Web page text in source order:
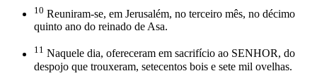
10 Reuniram-se, em Jerusalém, no terceiro mês, no décimo
quinto ano do reinado de Asa.
11 Naquele dia, ofereceram em sacrifício ao SENHOR, do
despojo que trouxeram, setecentos bois e sete mil ovelhas.